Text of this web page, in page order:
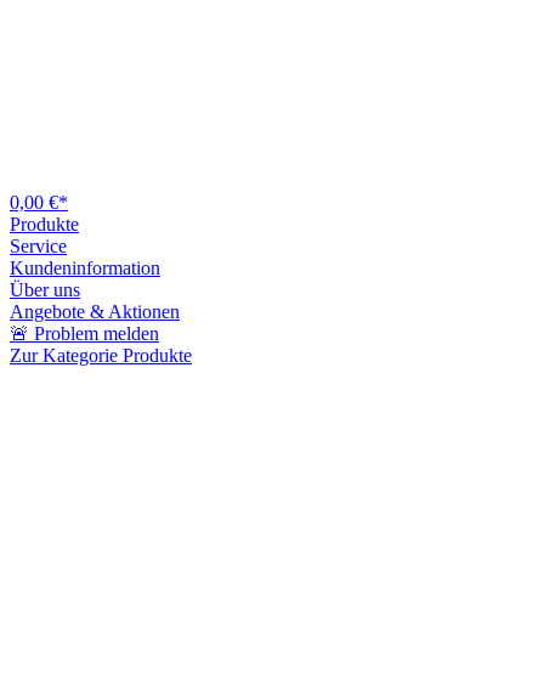
0,00 €*
Produkte
Service
Kundeninformation
Über uns
Angebote & Aktionen
🚨 Problem melden
Zur Kategorie Produkte